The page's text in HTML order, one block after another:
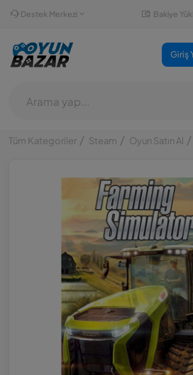
Destek Merkezi Bakiye
Giriş
Tüm Kategoriler Steam Oyun Satın Al